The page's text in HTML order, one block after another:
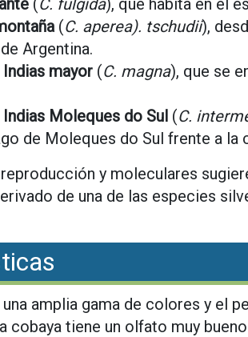
(C. aperea). tschudii),
Argentina.
mayor (C. magna), que se
Moleques do Sul (C.
de Moleques do Sul frente a la
y moleculares
de una de las especies
amplia gama de colores y el
cobaya tiene un olfato muy